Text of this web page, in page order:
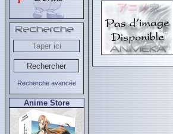
Recherche avancée
Anime Store